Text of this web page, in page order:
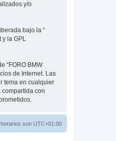
y/o
bajo la “
y la GPL
“FORO BMW
de Internet. Las
tema en cualquier
con
son UTC+01:00